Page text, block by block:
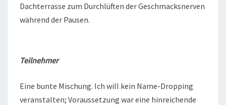
Dachterrasse zum Durchlüften der Geschmacksnerven
während der Pausen.
Teilnehmer
Eine bunte Mischung. Ich will kein Name-Dropping
veranstalten; Voraussetzung war eine hinreichende